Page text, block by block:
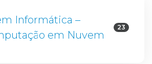
Informática –
em Nuvem
23